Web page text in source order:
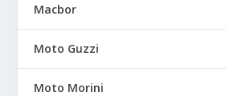
Macbor
Moto Guzzi
Moto Morini